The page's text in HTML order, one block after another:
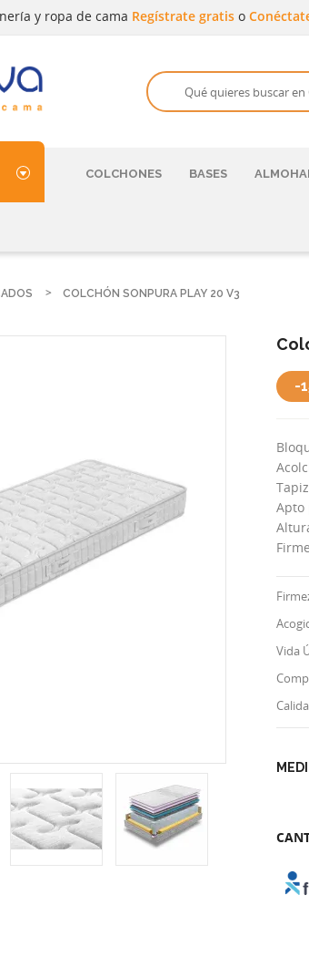
y ropa de cama Regístrate gratis o
COLCHONES BASES
COLCHÓN SONPURA PLAY 20 V3
-
Apto
Vida